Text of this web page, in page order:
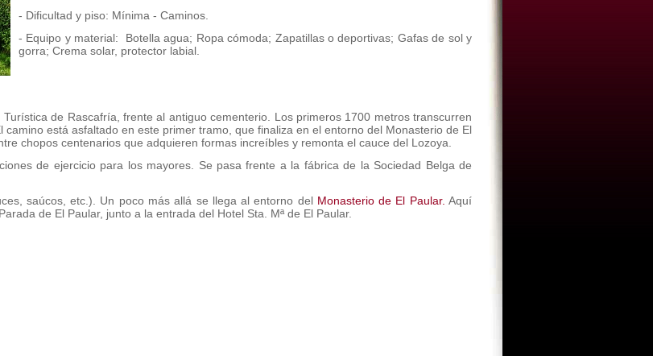
- Dificultad y piso: Mínima - Caminos.
- Equipo y material: Botella agua; Ropa cómoda; Zapatillas o deportivas; Gafas de sol y
gorra; Crema solar, protector labial.
de Rascafría, frente al antiguo cementerio. Los primeros 1700 metros transcurren
está asfaltado en este primer tramo, que finaliza en el entorno del Monasterio de El
chopos centenarios que adquieren formas increíbles y remonta el cauce del Lozoya.
de ejercicio para los mayores. Se pasa frente a la fábrica de la Sociedad Belga de
saúcos, etc.). Un poco más allá se llega al entorno del Monasterio de El Paular. Aquí
de El Paular, junto a la entrada del Hotel Sta. Mª de El Paular.